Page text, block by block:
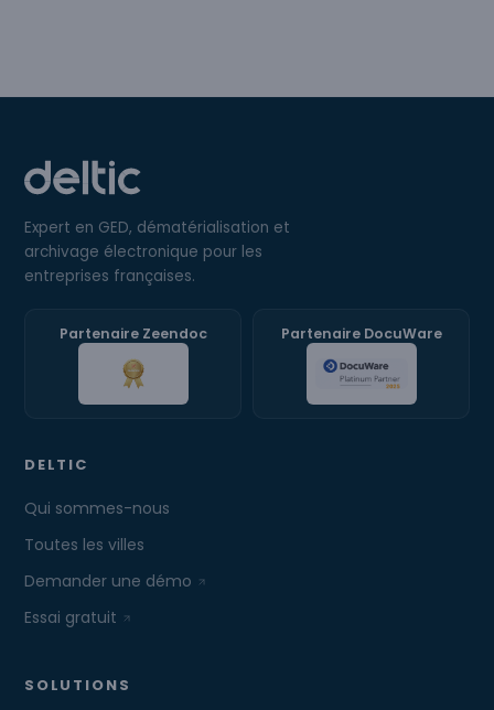
Expert en GED, dématérialisation et
archivage électronique pour les
entreprises françaises.
Partenaire Zeendoc Partenaire DocuWare
DELTIC
Qui sommes-nous
Toutes les villes
Demander une démo
Essai gratuit
SOLUTIONS